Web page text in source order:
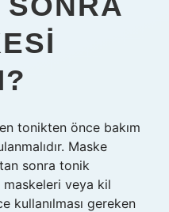
tonikten önce bakım
Maske
sonra tonik
maskeleri veya kil
kullanılması gereken